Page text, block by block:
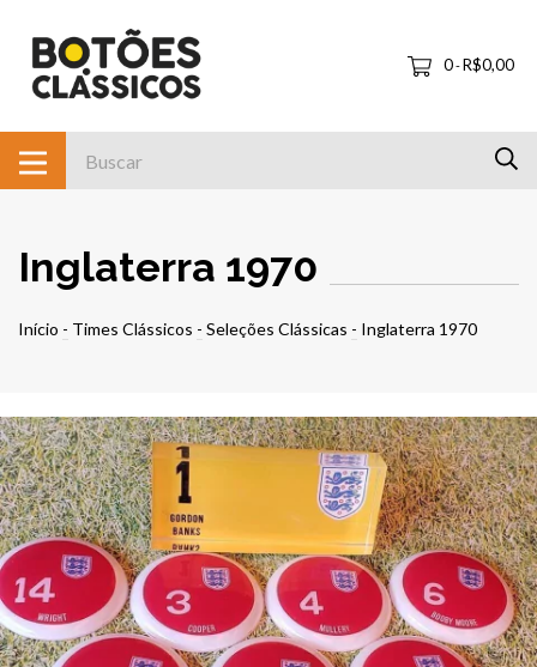
0-R$0,00
Inglaterra 1970
Início - Times Clássicos - Seleções Clássicas - Inglaterra 1970